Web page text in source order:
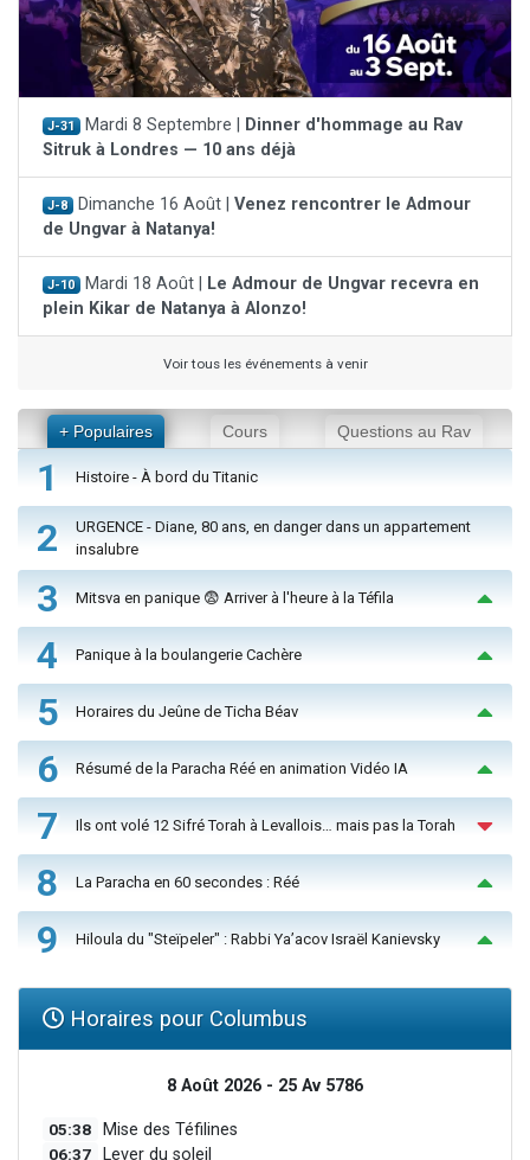
J-31 Mardi 8 Septembre |
Dinner d'hommage au Rav
Sitruk à Londres — 10 ans déjà
J-8 Dimanche 16 Août | Venez rencontrer le Admour
de Ungvar à Natanya!
J-10 Mardi 18 Août |
Le Admour de Ungvar recevra en
plein Kikar de Natanya à Alonzo!
Voir tous les événements à venir
+ Populaires Cours Questions au Rav
1 Histoire - À bord du Titanic
2
URGENCE - Diane, 80 ans, en danger dans un appartement
insalubre
3 Mitsva en panique 😨 Arriver à l'heure à la Téfila
4 Panique à la boulangerie Cachère
5 Horaires du Jeûne de Ticha Béav
6 Résumé de la Paracha Réé en animation Vidéo IA
7 Ils ont volé 12 Sifré Torah à Levallois… mais pas la Torah
8 La Paracha en 60 secondes : Réé
9 Hiloula du "Steïpeler" : Rabbi Ya’acov Israël Kanievsky
Horaires pour Columbus
8 Août 2026 - 25 Av 5786
05:38 Mise des Téfilines
06:37 Lever du soleil